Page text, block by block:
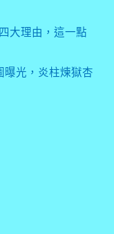
大理由，這一點
曝光，炎柱煉獄杏